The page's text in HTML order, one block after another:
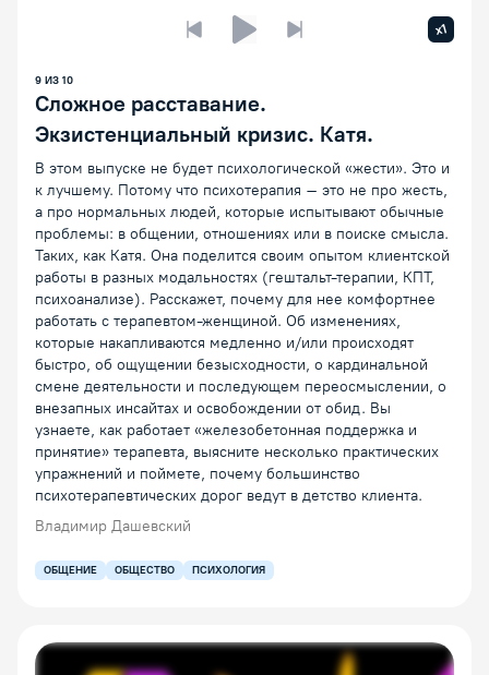
Предыдущая лекцияСледующая лекция
x1
9 ИЗ 10
Сложное расставание.
Экзистенциальный кризис. Катя.
В этом выпуске не будет психологической «жести». Это и
к лучшему. Потому что психотерапия – это не про жесть,
а про нормальных людей, которые испытывают обычные
проблемы: в общении, отношениях или в поиске смысла.
Таких, как Катя. Она поделится своим опытом клиентской
работы в разных модальностях (гештальт-терапии, КПТ,
психоанализе). Расскажет, почему для нее комфортнее
работать с терапевтом-женщиной. Об изменениях,
которые накапливаются медленно и/или происходят
быстро, об ощущении безысходности, о кардинальной
смене деятельности и последующем переосмыслении, о
внезапных инсайтах и освобождении от обид. Вы
узнаете, как работает «железобетонная поддержка и
принятие» терапевта, выясните несколько практических
упражнений и поймете, почему большинство
психотерапевтических дорог ведут в детство клиента.
Владимир Дашевский
ОБЩЕНИЕ ОБЩЕСТВО ПСИХОЛОГИЯ